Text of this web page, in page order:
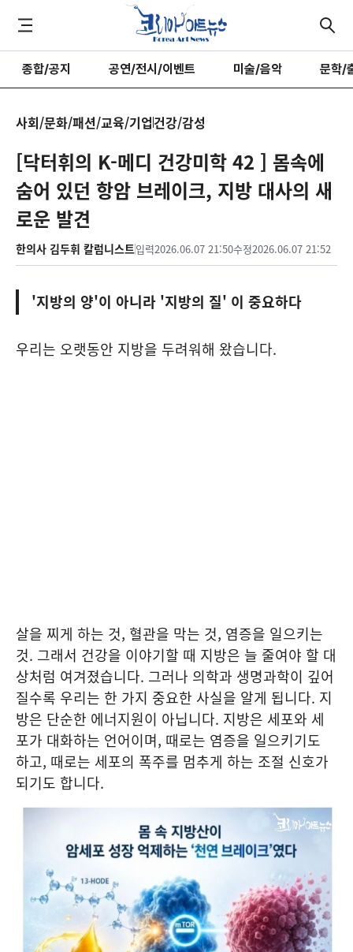
종합/공지 공연/전시/이벤트 미술/음악 문학/
사회/문화/패션/교육/기업건강/감성
[닥터휘의 K-메디 건강미학 42 ] 몸속에
숨어 있던 항암 브레이크, 지방 대사의 새
로운 발견
한의사 김두휘 칼럼니스트입력2026.06.07 21:50수정2026.06.07 21:52
'지방의 양'이 아니라 '지방의 질' 이 중요하다
우리는 오랫동안 지방을 두려워해 왔습니다.
살을 찌게 하는 것, 혈관을 막는 것, 염증을 일으키는
것. 그래서 건강을 이야기할 때 지방은 늘 줄여야 할 대
상처럼 여겨졌습니다. 그러나 의학과 생명과학이 깊어
질수록 우리는 한 가지 중요한 사실을 알게 됩니다. 지
방은 단순한 에너지원이 아닙니다. 지방은 세포와 세
포가 대화하는 언어이며, 때로는 염증을 일으키기도
하고, 때로는 세포의 폭주를 멈추게 하는 조절 신호가
되기도 합니다.